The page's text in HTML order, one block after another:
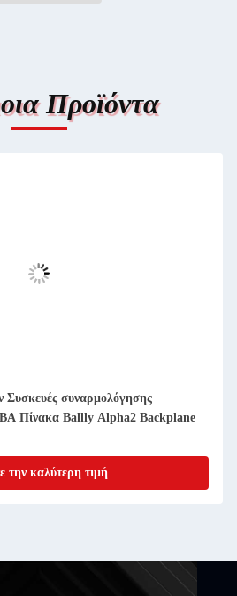
Προϊόντα
Συσκευές συναρμολόγησης
Πίνακα Ballly Alpha2 Backplane
την καλύτερη τιμή